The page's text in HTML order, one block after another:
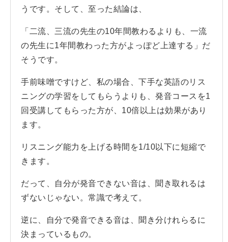
うです。そして、至った結論は、
「二流、三流の先生の10年間教わるよりも、一流
の先生に1年間教わった方がよっぽど上達する」だ
そうです。
手前味噌ですけど、私の場合、下手な英語のリス
ニングの学習をしてもらうよりも、発音コースを1
回受講してもらった方が、10倍以上は効果があり
ます。
リスニング能力を上げる時間を1/10以下に短縮で
きます。
だって、自分が発音できない音は、聞き取れるは
ずないじゃない。常識で考えて。
逆に、自分で発音できる音は、聞き分けれらるに
決まっているもの。